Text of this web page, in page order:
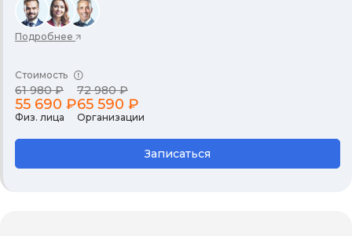
Подробнее
Стоимость
61 980 ₽
55 690 ₽
Физ. лица
72 980 ₽
65 590 ₽
Организации
Записаться